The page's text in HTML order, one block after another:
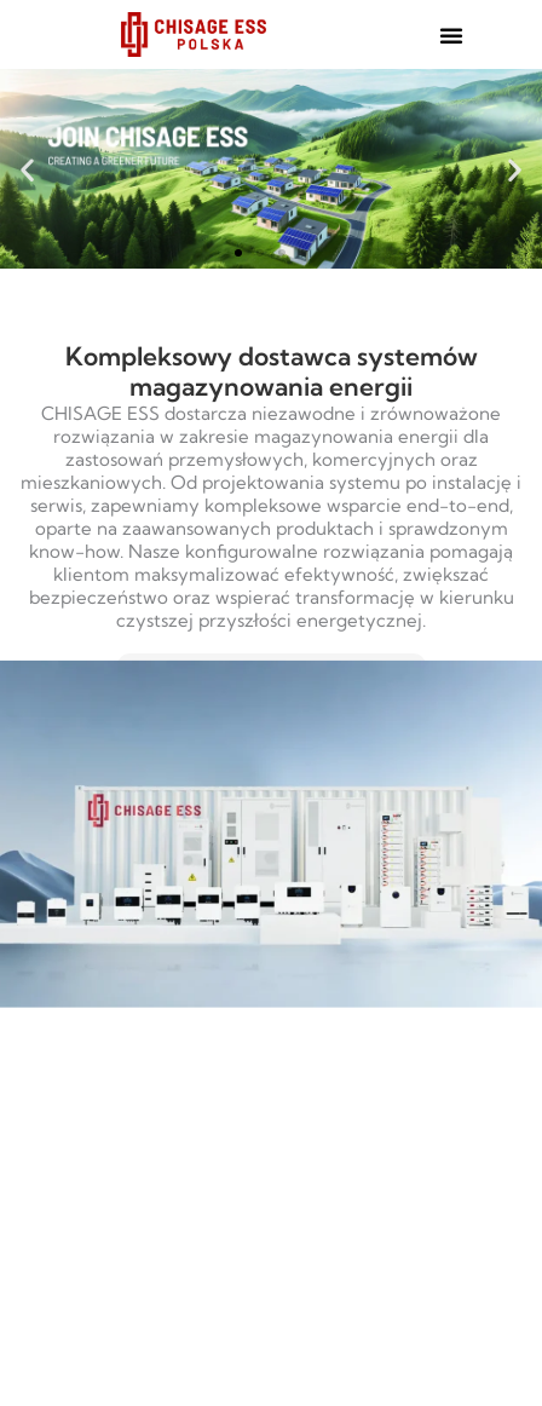
Kompleksowy dostawca systemów
magazynowania energii
CHISAGE ESS dostarcza niezawodne i zrównoważone
rozwiązania w zakresie magazynowania energii dla
zastosowań przemysłowych, komercyjnych oraz
mieszkaniowych. Od projektowania systemu po instalację i
serwis, zapewniamy kompleksowe wsparcie end-to-end,
oparte na zaawansowanych produktach i sprawdzonym
know-how. Nasze konfigurowalne rozwiązania pomagają
klientom maksymalizować efektywność, zwiększać
bezpieczeństwo oraz wspierać transformację w kierunku
czystszej przyszłości energetycznej.